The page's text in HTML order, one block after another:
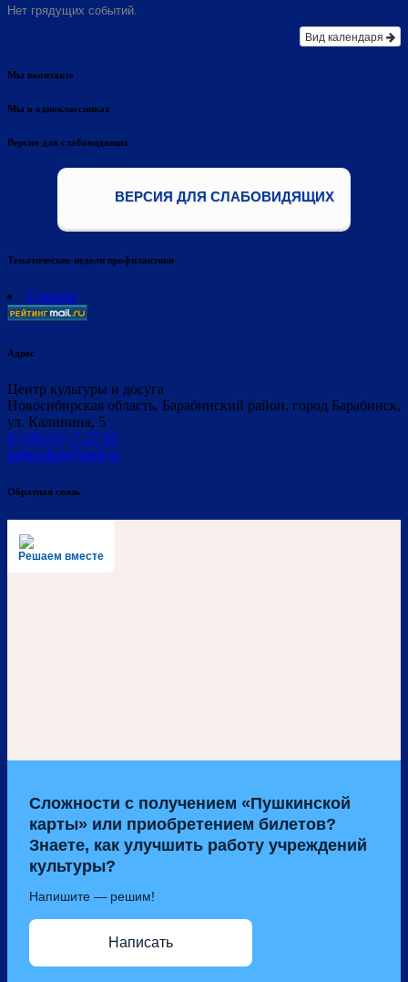
Нет грядущих событий.
Вид календаря
Мы вконтакте
Мы в одноклассниках
Версия для слабовидящих
ВЕРСИЯ ДЛЯ СЛАБОВИДЯЩИХ
Тематические недели профилактики
Главная
Адрес
Центр культуры и досуга
Новосибирская область, Барабинский район, город Барабинск,
ул. Калинина, 5
8-(383-61) 7-27-95
kulturabrb@mail.ru
Обратная связь
Решаем вместе
Сложности с получением «Пушкинской
карты» или приобретением билетов?
Знаете, как улучшить работу учреждений
культуры?
Напишите — решим!
Написать